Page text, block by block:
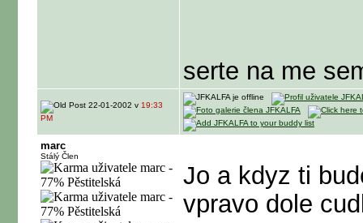
serte na me
22-01-2002 v 19:33
PM
marc
Stálý Člen
Jo a kdyz ti
vpravo dole